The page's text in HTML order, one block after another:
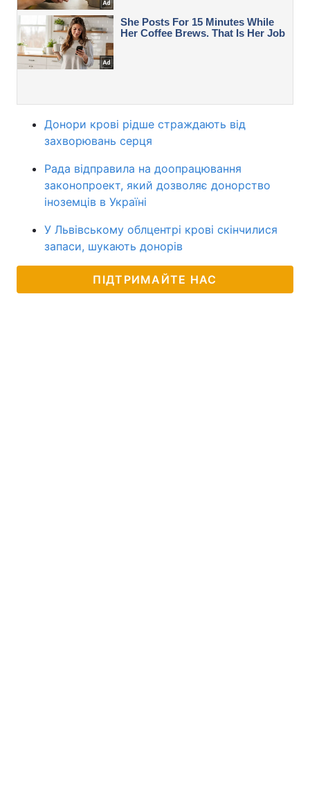
Донори крові рідше страждають від
захворювань серця
Рада відправила на доопрацювання
законопроект, який дозволяє донорство
іноземців в Україні
У Львівському облцентрі крові скінчилися
запаси, шукають донорів
ПІДТРИМАЙТЕ НАС